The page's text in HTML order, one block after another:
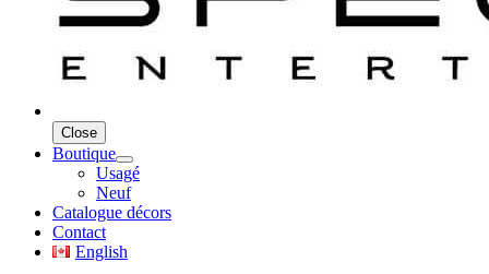
Close
Boutique
Usagé
Neuf
Catalogue décors
Contact
English